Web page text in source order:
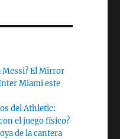
Messi? El Mirror
Miami este
del Athletic:
el juego físico?
de la cantera